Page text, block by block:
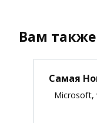
Вам
Самая
Microsoft,